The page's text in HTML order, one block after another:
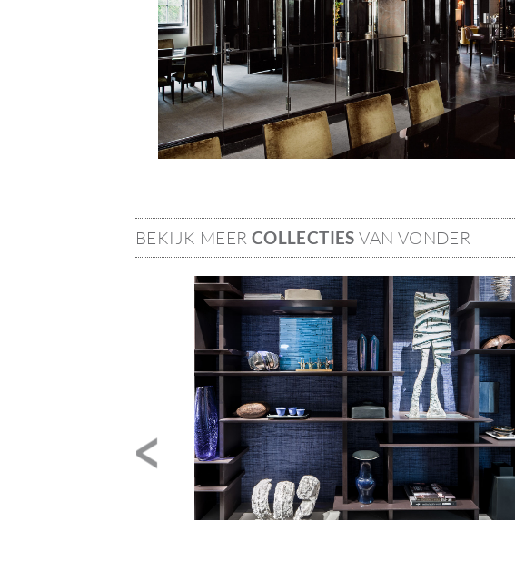
BEKIJK MEER COLLECTIES VAN VONDER
Image